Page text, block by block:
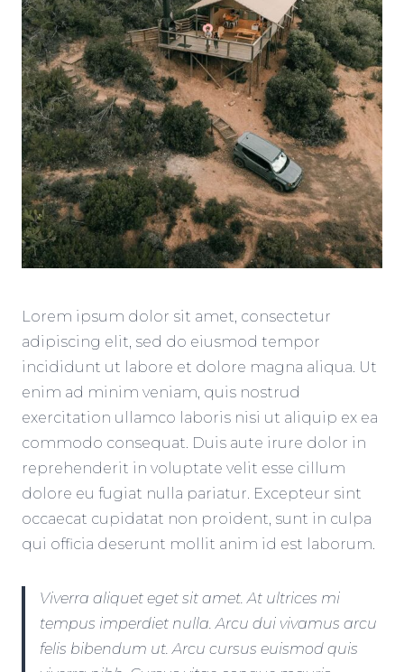
Lorem ipsum dolor sit amet, consectetur
adipiscing elit, sed do eiusmod tempor
incididunt ut labore et dolore magna aliqua. Ut
enim ad minim veniam, quis nostrud
exercitation ullamco laboris nisi ut aliquip ex ea
commodo consequat. Duis aute irure dolor in
reprehenderit in voluptate velit esse cillum
dolore eu fugiat nulla pariatur. Excepteur sint
occaecat cupidatat non proident, sunt in culpa
qui officia deserunt mollit anim id est laborum.
Viverra aliquet eget sit amet. At ultrices mi
tempus imperdiet nulla. Arcu dui vivamus arcu
felis bibendum ut. Arcu cursus euismod quis